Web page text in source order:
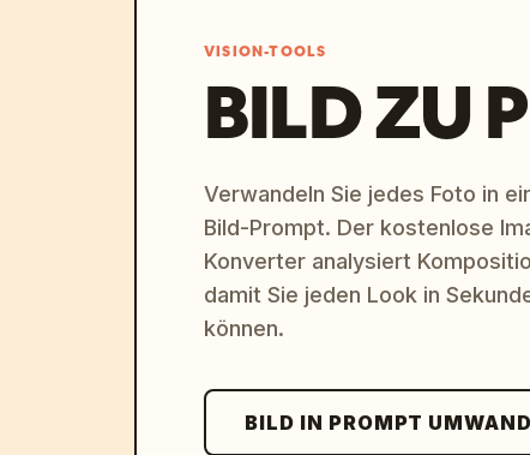
VISION-TOOLS
BILD ZU
Verwandeln Sie jedes Foto in
Bild-Prompt. Der kostenlose
Konverter analysiert
damit Sie jeden Look in
können.
BILD IN PROMPT